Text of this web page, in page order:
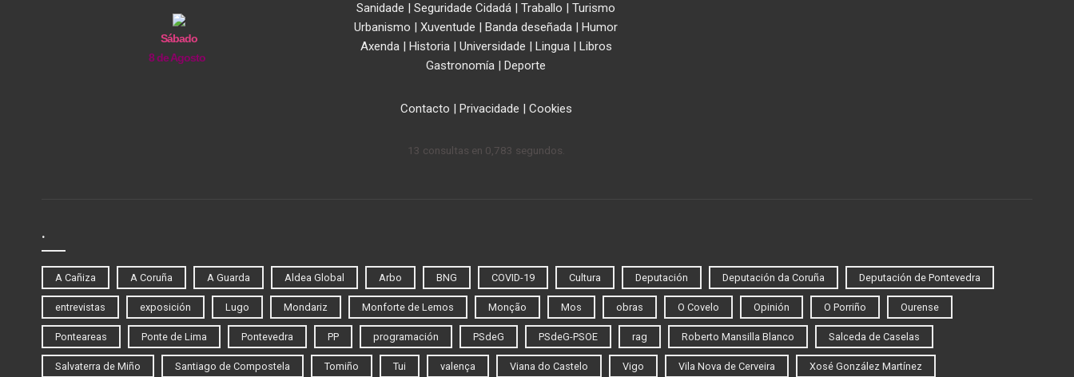
Sábado
8 de Agosto
Sanidade | Seguridade Cidadá | Traballo | Turismo
Urbanismo | Xuventude | Banda deseñada | Humor
Axenda| Historia| Universidade | Lingua| Libros
Gastronomía | Deporte
Contacto | Privacidade | Cookies
13 consultas en 0,783 segundos.
.
A Cañiza A Coruña A Guarda Aldea Global Arbo BNG COVID-19 Cultura Deputación Deputación da Coruña Deputación de Pontevedra
entrevistas exposición Lugo Mondariz Monforte de Lemos Monção Mos obras O Covelo Opinión O Porriño Ourense
Ponteareas Ponte de Lima Pontevedra PP programación PSdeG PSdeG-PSOE rag Roberto Mansilla Blanco Salceda de Caselas
Salvaterra de Miño Santiago de Compostela Tomiño Tui valença Viana do Castelo Vigo Vila Nova de Cerveira Xosé González Martínez